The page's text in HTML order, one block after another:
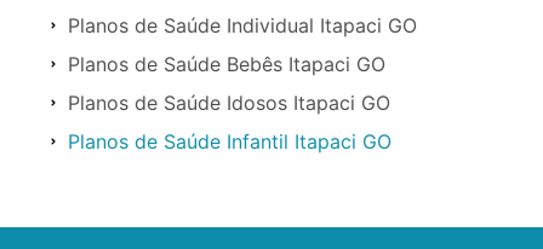
Planos de Saúde Individual Itapaci GO
Planos de Saúde Bebês Itapaci GO
Planos de Saúde Idosos Itapaci GO
Planos de Saúde Infantil Itapaci GO